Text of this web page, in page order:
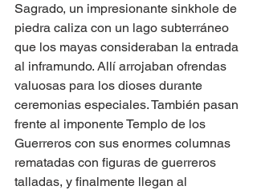
Sagrado, un impresionante sinkhole de
piedra caliza con un lago subterráneo
que los mayas consideraban la entrada
al inframundo. Allí arrojaban ofrendas
valuosas para los dioses durante
ceremonias especiales. También pasan
frente al imponente Templo de los
Guerreros con sus enormes columnas
rematadas con figuras de guerreros
talladas, y finalmente llegan al